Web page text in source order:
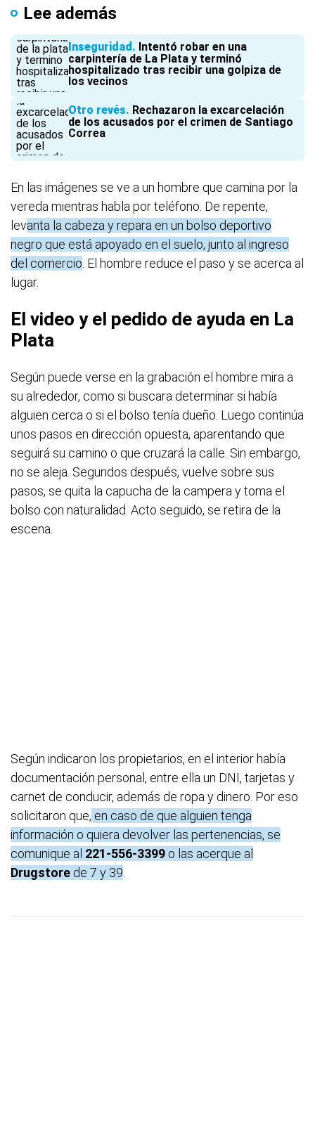
Lee además
Inseguridad
Intentó robar en una
carpintería de La Plata y terminó
hospitalizado tras recibir una golpiza de
los vecinos
Otro revés Rechazaron la excarcelación
de los acusados por el crimen de Santiago
Correa
En las imágenes se ve a un hombre que camina por la
vereda mientras habla por teléfono. De repente,
levanta la cabeza y repara en un bolso deportivo
negro que está apoyado en el suelo, junto al ingreso
del comercio . El hombre reduce el paso y se acerca al
lugar.
El video y el pedido de ayuda en La
Plata
Según puede verse en la grabación el hombre mira a
su alrededor, como si buscara determinar si había
alguien cerca o si el bolso tenía dueño. Luego continúa
unos pasos en dirección opuesta, aparentando que
seguirá su camino o que cruzará la calle. Sin embargo,
no se aleja. Segundos después, vuelve sobre sus
pasos, se quita la capucha de la campera y toma el
bolso con naturalidad. Acto seguido, se retira de la
escena.
Según indicaron los propietarios, en el interior había
documentación personal, entre ella un DNI, tarjetas y
carnet de conducir, además de ropa y dinero. Por eso
solicitaron que, en caso de que alguien tenga
información o quiera devolver las pertenencias, se
comunique al 221-556-3399 o las acerque al
Drugstore de 7 y 39